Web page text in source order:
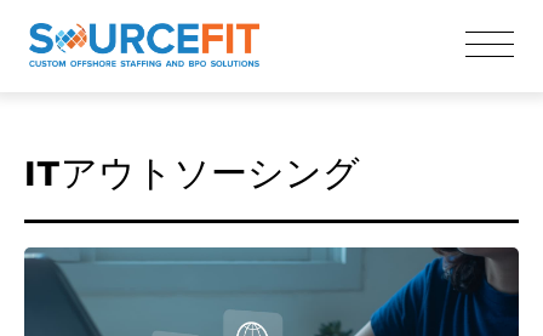
ITアウトソーシング